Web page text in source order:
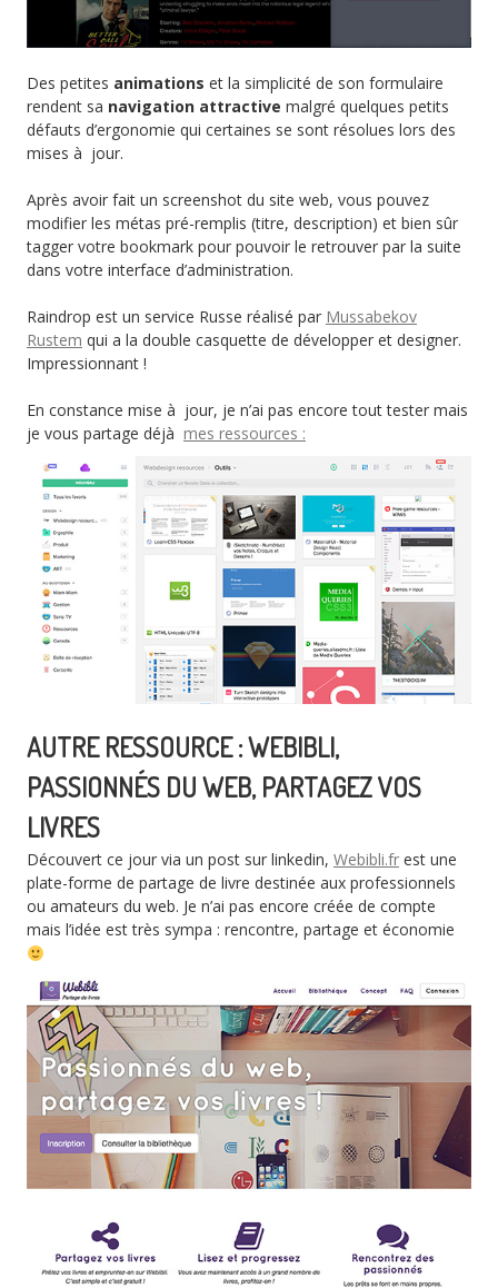
Des petites animations et la simplicité de son formulaire
rendent sa navigation attractive malgré quelques petits
défauts d’ergonomie qui certaines se sont résolues lors des
mises à jour.
Après avoir fait un screenshot du site web, vous pouvez
modifier les métas pré-remplis (titre, description) et bien sûr
tagger votre bookmark pour pouvoir le retrouver par la suite
dans votre interface d’administration.
Raindrop est un service Russe réalisé par Mussabekov
Rustem qui a la double casquette de développer et designer.
Impressionnant !
En constance mise à jour, je n’ai pas encore tout tester mais
je vous partage déjà mes ressources :
AUTRE RESSOURCE : WEBIBLI,
PASSIONNÉS DU WEB, PARTAGEZ VOS
LIVRES
Découvert ce jour via un post sur linkedin, Webibli.fr est une
plate-forme de partage de livre destinée aux professionnels
ou amateurs du web. Je n’ai pas encore créée de compte
mais l’idée est très sympa : rencontre, partage et économie